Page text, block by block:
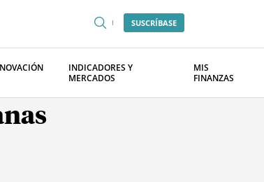
SUSCRÍBASE
INDICADORES Y
MERCADOS
MIS
FINANZAS